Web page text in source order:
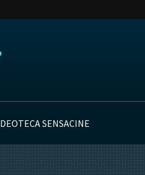
SENSACINE